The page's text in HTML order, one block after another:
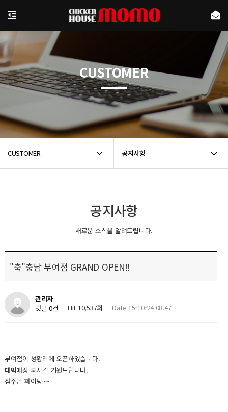
CUSTOMER 공지사항
CUSTOMER
공지사항
새로운 소식을 알려드립니다.
"축"충남 부여점 GRAND OPEN!!
관리자
댓글 0건
Hit 10,537회 Date 15-10-24 08:47
부여점이 성황리에 오픈하였습니다.
대박매장 되시길 기원드립니다.
점주님 화이팅~~